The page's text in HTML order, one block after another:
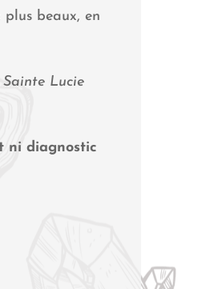
beaux, en
Lucie
ni diagnostic